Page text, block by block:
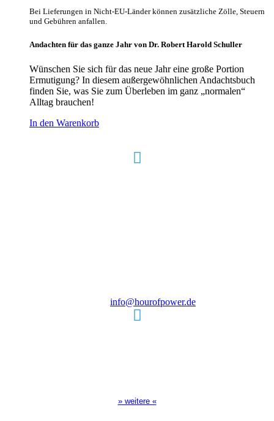
Bei Lieferungen in Nicht-EU-Länder können zusätzliche Zölle, Steuern
und Gebühren anfallen.
Andachten für das ganze Jahr von Dr. Robert Harold Schuller
Wünschen Sie sich für das neue Jahr eine große Portion
Ermutigung? In diesem außergewöhnlichen Andachtsbuch
finden Sie, was Sie zum Überleben im ganz „normalen“
Alltag brauchen!
In den Warenkorb
info@hourofpower.de
» weitere «